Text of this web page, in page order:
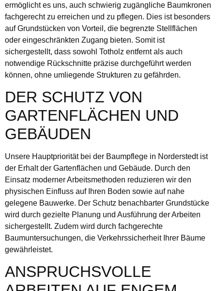
ermöglicht es uns, auch schwierig zugängliche Baumkronen
fachgerecht zu erreichen und zu pflegen. Dies ist besonders
auf Grundstücken von Vorteil, die begrenzte Stellflächen
oder eingeschränkten Zugang bieten. Somit ist
sichergestellt, dass sowohl Totholz entfernt als auch
notwendige Rückschnitte präzise durchgeführt werden
können, ohne umliegende Strukturen zu gefährden.
DER SCHUTZ VON
GARTENFLÄCHEN UND
GEBÄUDEN
Unsere Hauptpriorität bei der Baumpflege in Norderstedt ist
der Erhalt der Gartenflächen und Gebäude. Durch den
Einsatz moderner Arbeitsmethoden reduzieren wir den
physischen Einfluss auf Ihren Boden sowie auf nahe
gelegene Bauwerke. Der Schutz benachbarter Grundstücke
wird durch gezielte Planung und Ausführung der Arbeiten
sichergestellt. Zudem wird durch fachgerechte
Baumuntersuchungen, die Verkehrssicherheit Ihrer Bäume
gewährleistet.
ANSPRUCHSVOLLE